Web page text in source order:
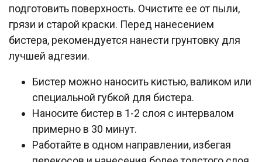
подготовить поверхность. Очистите ее от пыли,
грязи и старой краски. Перед нанесением
бистера, рекомендуется нанести грунтовку для
лучшей адгезии.
Бистер можно наносить кистью, валиком или
специальной губкой для бистера.
Наносите бистер в 1-2 слоя с интервалом
примерно в 30 минут.
Работайте в одном направлении, избегая